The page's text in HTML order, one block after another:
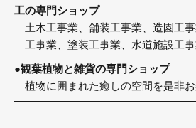
工の専門ショップ
土木工事業、舗装工事業、造園工
工事業、塗装工事業、水道施設工
●観葉植物と雑貨の専門ショップ
植物に囲まれた癒しの空間を是非